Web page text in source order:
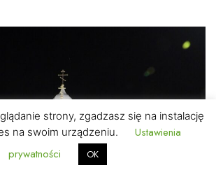
strony, zgadzasz się na instalację
na swoim urządzeniu.
Ustawienia
prywatności
OK